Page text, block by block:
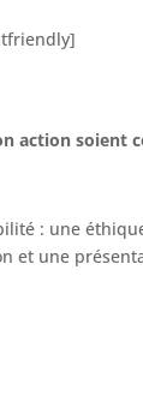
action soient
: une
et une